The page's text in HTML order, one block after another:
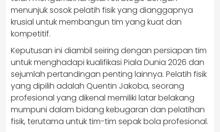
menunjuk sosok pelatih fisik yang dianggapnya
krusial untuk membangun tim yang kuat dan
kompetitif.​
Keputusan ini diambil seiring dengan persiapan tim
untuk menghadapi kualifikasi Piala Dunia 2026 dan
sejumlah pertandingan penting lainnya. Pelatih fisik
yang dipilih adalah Quentin Jakoba, seorang
profesional yang dikenal memiliki latar belakang
mumpuni dalam bidang kebugaran dan pelatihan
fisik, terutama untuk tim-tim sepak bola profesional.